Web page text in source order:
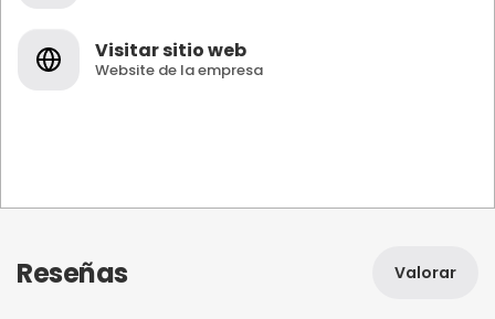
Visitar sitio web
Website de la empresa
Reseñas Valorar